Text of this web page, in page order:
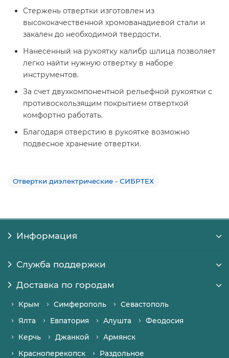
Стержень отвертки изготовлен из
высококачественной хромованадиевой стали и
закален до необходимой твердости.
Нанесенный на рукоятку калибр шлица позволяет
легко найти нужную отвертку в наборе
инструментов.
За счет двухкомпонентной рельефной рукоятки с
противоскользящим покрытием отверткой
комфортно работать.
Благодаря отверстию в рукоятке возможно
подвесное хранение отвертки.
Отвертки диэлектрические - СИБРТЕХ
Информация
Служба поддержки
Доставка по городам
Крым Симферополь
Севастополь
Ялта
Евпатория Алушта
Феодосия
Керчь
Джанкой
Армянск
Красноперекопск
Раздольное